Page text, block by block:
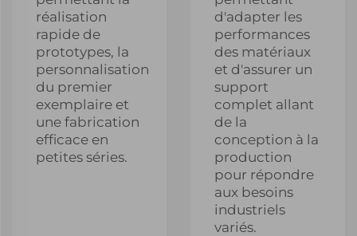
réalisation
rapide de
prototypes, la
personnalisation
du premier
exemplaire et
une fabrication
efficace en
petites séries.
d'adapter les
performances
des matériaux
et d'assurer un
support
complet allant
de la
conception à la
production
pour répondre
aux besoins
industriels
variés.